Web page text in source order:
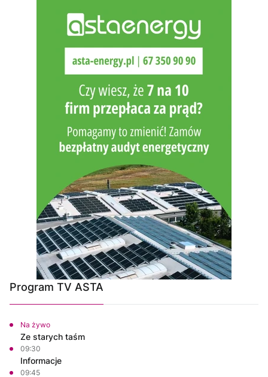
Program TV ASTA
Na żywo
Ze starych taśm
09:30
Informacje
09:45